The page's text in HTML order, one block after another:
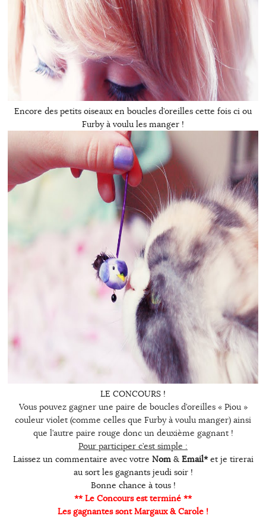
Encore des petits oiseaux en boucles d’oreilles cette fois ci ou
Furby à voulu les manger !
LE CONCOURS !
Vous pouvez gagner une paire de boucles d’oreilles « Piou »
couleur violet (comme celles que Furby à voulu manger) ainsi
que l’autre paire rouge donc un deuxième gagnant !
Pour participer c’est simple :
Laissez un commentaire avec votre Nom& Email*et je tirerai
au sort les gagnants jeudi soir !
Bonne chance à tous !
** Le Concours est terminé **
Les gagnantes sont Margaux & Carole !